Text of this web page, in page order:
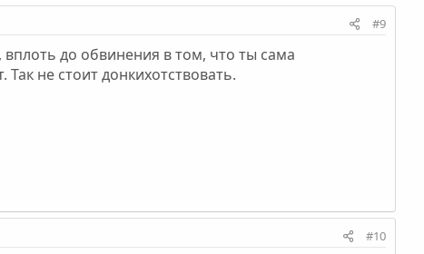
#9
до обвинения в том, что ты сама
не стоит донкихотствовать.
#10